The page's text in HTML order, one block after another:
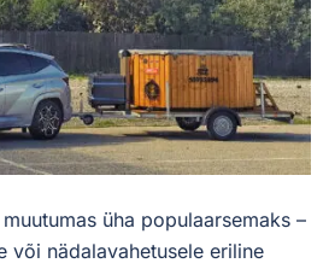
üha populaarsemaks –
või nädalavahetusele eriline